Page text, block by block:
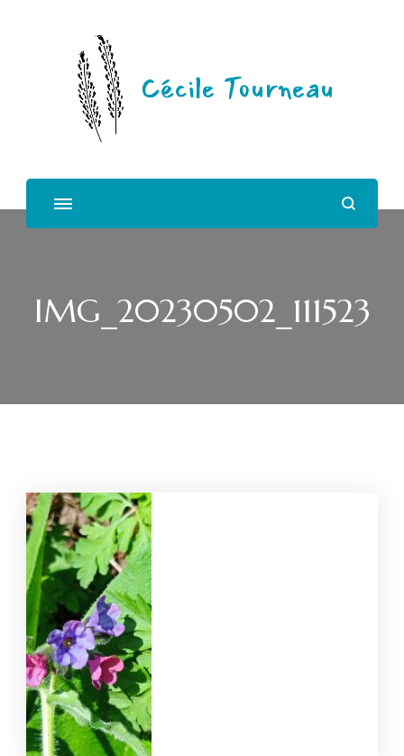
Cécile Tourneau
IMG_20230502_111523